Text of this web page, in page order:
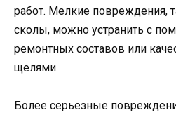
работ. Мелкие повреждения,
сколы, можно устранить с
ремонтных составов или
щелями.
Более серьезные